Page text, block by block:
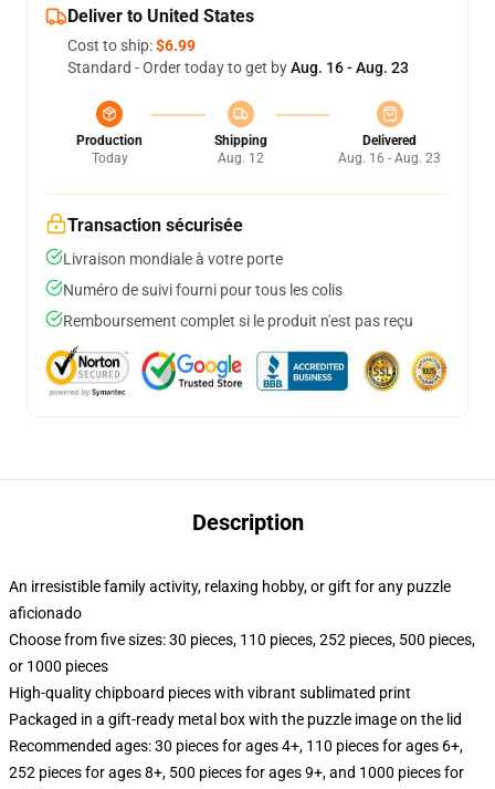
Deliver to United States
Cost to ship:$6.99
Standard - Order today to get byAug. 16 - Aug. 23
Production
Today
Shipping
Aug. 12
Delivered
Aug. 16 - Aug. 23
Transaction sécurisée
Livraison mondiale à votre porte
Numéro de suivi fourni pour tous les colis
Remboursement complet si le produit n'est pas reçu
Description
An irresistible family activity, relaxing hobby, or gift for any puzzle
aficionado
Choose from five sizes: 30 pieces, 110 pieces, 252 pieces, 500 pieces,
or 1000 pieces
High-quality chipboard pieces with vibrant sublimated print
Packaged in a gift-ready metal box with the puzzle image on the lid
Recommended ages: 30 pieces for ages 4+, 110 pieces for ages 6+,
252 pieces for ages 8+, 500 pieces for ages 9+, and 1000 pieces for